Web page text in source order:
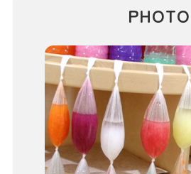
PHOTO